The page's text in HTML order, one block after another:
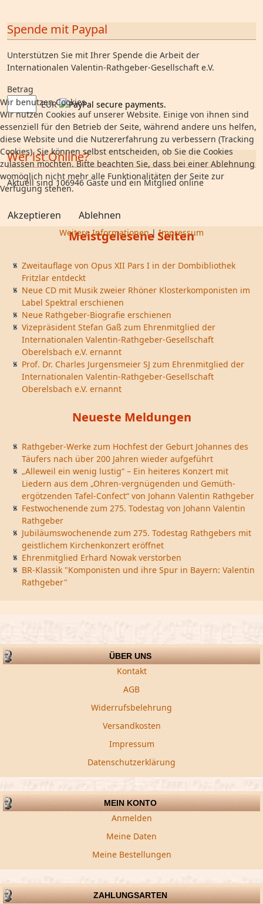
Spende mit Paypal
Unterstützen Sie mit Ihrer Spende die Arbeit der
Internationalen Valentin-Rathgeber-Gesellschaft e.V.
Betrag
EUR
Wer ist Online?
Aktuell sind 106946 Gäste und ein Mitglied online
Meistgelesene Seiten
Zweitauflage von Opus XII Pars I in der Dombibliothek
Fritzlar entdeckt
Neue CD mit Musik zweier Rhöner Klosterkomponisten im
Label Spektral erschienen
Neue Rathgeber-Biografie erschienen
Vizepräsident Stefan Gaß zum Ehrenmitglied der
Internationalen Valentin-Rathgeber-Gesellschaft
Oberelsbach e.V. ernannt
Prof. Dr. Charles Jurgensmeier SJ zum Ehrenmitglied der
Internationalen Valentin-Rathgeber-Gesellschaft
Oberelsbach e.V. ernannt
Neueste Meldungen
Rathgeber-Werke zum Hochfest der Geburt Johannes des
Täufers nach über 200 Jahren wieder aufgeführt
„Alleweil ein wenig lustig“ – Ein heiteres Konzert mit
Liedern aus dem „Ohren-vergnügenden und Gemüth-
ergötzenden Tafel-Confect“ von Johann Valentin Rathgeber
Festwochenende zum 275. Todestag von Johann Valentin
Rathgeber
Jubiläumswochenende zum 275. Todestag Rathgebers mit
geistlichem Kirchenkonzert eröffnet
Ehrenmitglied Erhard Nowak verstorben
BR-Klassik "Komponisten und ihre Spur in Bayern: Valentin
Rathgeber"
ÜBER UNS
Kontakt
AGB
Widerrufsbelehrung
Versandkosten
Impressum
Datenschutzerklärung
MEIN KONTO
Anmelden
Meine Daten
Meine Bestellungen
ZAHLUNGSARTEN
Wir benutzen Cookies
Wir nutzen Cookies auf unserer Website. Einige von ihnen sind
essenziell für den Betrieb der Seite, während andere uns helfen,
diese Website und die Nutzererfahrung zu verbessern (Tracking
Cookies). Sie können selbst entscheiden, ob Sie die Cookies
zulassen möchten. Bitte beachten Sie, dass bei einer Ablehnung
womöglich nicht mehr alle Funktionalitäten der Seite zur
Verfügung stehen.
Akzeptieren Ablehnen
Weitere Informationen|Impressum